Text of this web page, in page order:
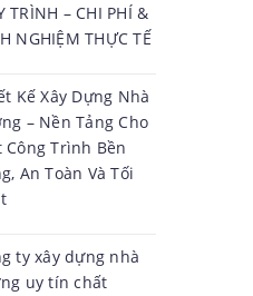
TRÌNH – CHI PHÍ &
NGHIỆM THỰC TẾ
Kế Xây Dựng Nhà
– Nền Tảng Cho
Công Trình Bền
An Toàn Và Tối
ty xây dựng nhà
uy tín chất